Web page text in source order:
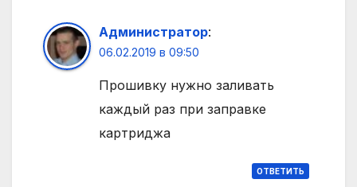
Администратор:
06.02.2019 в 09:50
Прошивку нужно заливать
каждый раз при заправке
картриджа
ОТВЕТИТЬ